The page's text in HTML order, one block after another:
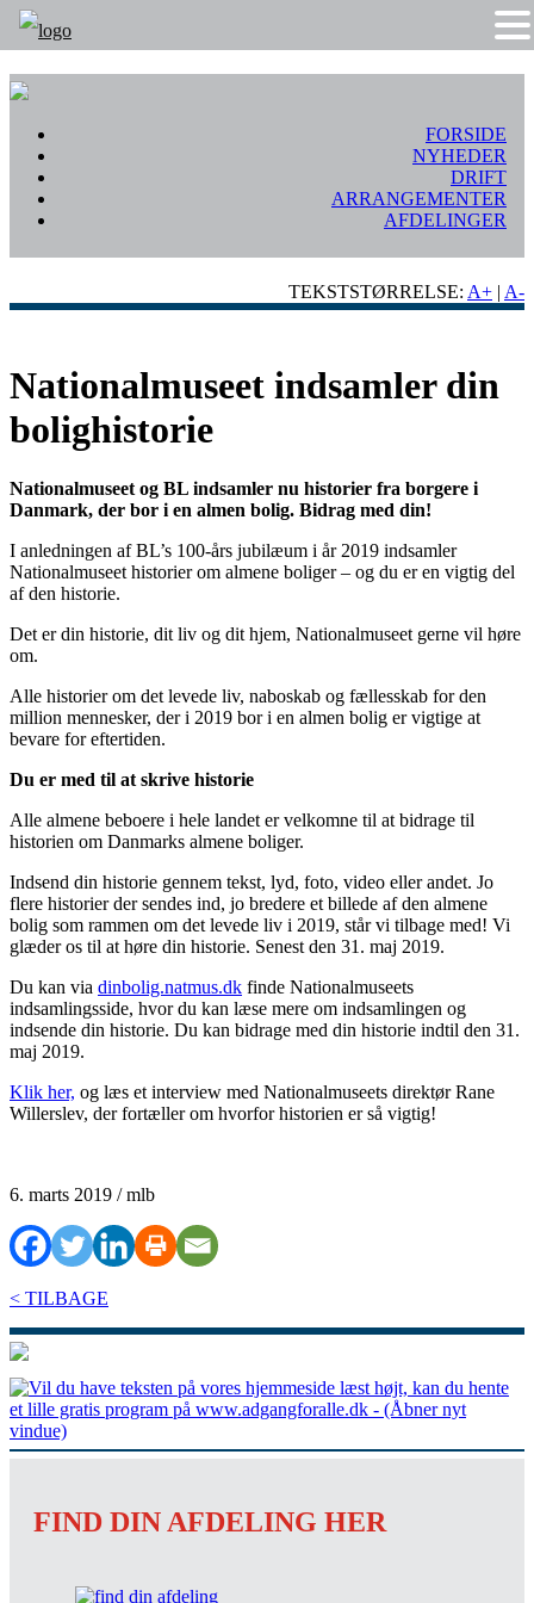
FORSIDE
NYHEDER
DRIFT
ARRANGEMENTER
AFDELINGER
TEKSTSTØRRELSE: A+ | A-
Nationalmuseet indsamler din
bolighistorie
Nationalmuseet og BL indsamler nu historier fra borgere i
Danmark, der bor i en almen bolig. Bidrag med din!
I anledningen af BL’s 100-års jubilæum i år 2019 indsamler
Nationalmuseet historier om almene boliger – og du er en vigtig del
af den historie.
Det er din historie, dit liv og dit hjem, Nationalmuseet gerne vil høre
om.
Alle historier om det levede liv, naboskab og fællesskab for den
million mennesker, der i 2019 bor i en almen bolig er vigtige at
bevare for eftertiden.
Du er med til at skrive historie
Alle almene beboere i hele landet er velkomne til at bidrage til
historien om Danmarks almene boliger.
Indsend din historie gennem tekst, lyd, foto, video eller andet. Jo
flere historier der sendes ind, jo bredere et billede af den almene
bolig som rammen om det levede liv i 2019, står vi tilbage med! Vi
glæder os til at høre din historie. Senest den 31. maj 2019.
Du kan via dinbolig.natmus.dk finde Nationalmuseets
indsamlingsside, hvor du kan læse mere om indsamlingen og
indsende din historie. Du kan bidrage med din historie indtil den 31.
maj 2019.
Klik her, og læs et interview med Nationalmuseets direktør Rane
Willerslev, der fortæller om hvorfor historien er så vigtig!
6. marts 2019 / mlb
< TILBAGE
FIND DIN AFDELING HER